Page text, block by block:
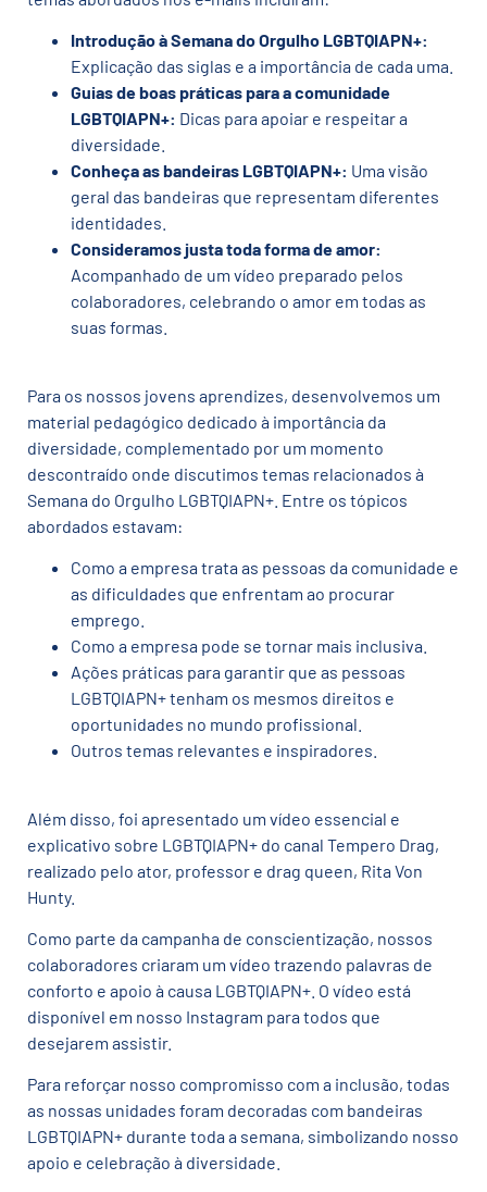
Introdução à Semana do Orgulho LGBTQIAPN+:
Explicação das siglas e a importância de cada uma.
Guias de boas práticas para a comunidade
LGBTQIAPN+: Dicas para apoiar e respeitar a
diversidade.
Conheça as bandeiras LGBTQIAPN+: Uma visão
geral das bandeiras que representam diferentes
identidades.
Consideramos justa toda forma de amor:
Acompanhado de um vídeo preparado pelos
colaboradores, celebrando o amor em todas as
suas formas.
Para os nossos jovens aprendizes, desenvolvemos um
material pedagógico dedicado à importância da
diversidade, complementado por um momento
descontraído onde discutimos temas relacionados à
Semana do Orgulho LGBTQIAPN+. Entre os tópicos
abordados estavam:
Como a empresa trata as pessoas da comunidade e
as dificuldades que enfrentam ao procurar
emprego.
Como a empresa pode se tornar mais inclusiva.
Ações práticas para garantir que as pessoas
LGBTQIAPN+ tenham os mesmos direitos e
oportunidades no mundo profissional.
Outros temas relevantes e inspiradores.
Além disso, foi apresentado um vídeo essencial e
explicativo sobre LGBTQIAPN+ do canal Tempero Drag,
realizado pelo ator, professor e drag queen, Rita Von
Hunty.
Como parte da campanha de conscientização, nossos
colaboradores criaram um vídeo trazendo palavras de
conforto e apoio à causa LGBTQIAPN+. O vídeo está
disponível em nosso Instagram para todos que
desejarem assistir.
Para reforçar nosso compromisso com a inclusão, todas
as nossas unidades foram decoradas com bandeiras
LGBTQIAPN+ durante toda a semana, simbolizando nosso
apoio e celebração à diversidade.